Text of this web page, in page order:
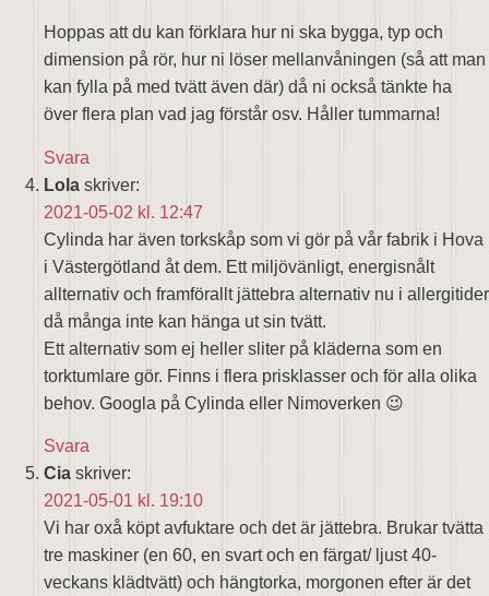
Hoppas att du kan förklara hur ni ska bygga, typ och
dimension på rör, hur ni löser mellanvåningen (så att man
kan fylla på med tvätt även där) då ni också tänkte ha
över flera plan vad jag förstår osv. Håller tummarna!
Svara
Lola skriver:
2021-05-02 kl. 12:47
Cylinda har även torkskåp som vi gör på vår fabrik i Hova
i Västergötland åt dem. Ett miljövänligt, energisnålt
allternativ och framförallt jättebra alternativ nu i allergitider
då många inte kan hänga ut sin tvätt.
Ett alternativ som ej heller sliter på kläderna som en
torktumlare gör. Finns i flera prisklasser och för alla olika
behov. Googla på Cylinda eller Nimoverken 😉
Svara
Cia skriver:
2021-05-01 kl. 19:10
Vi har oxå köpt avfuktare och det är jättebra. Brukar tvätta
tre maskiner (en 60, en svart och en färgat/ ljust 40-
veckans klädtvätt) och hängtorka, morgonen efter är det